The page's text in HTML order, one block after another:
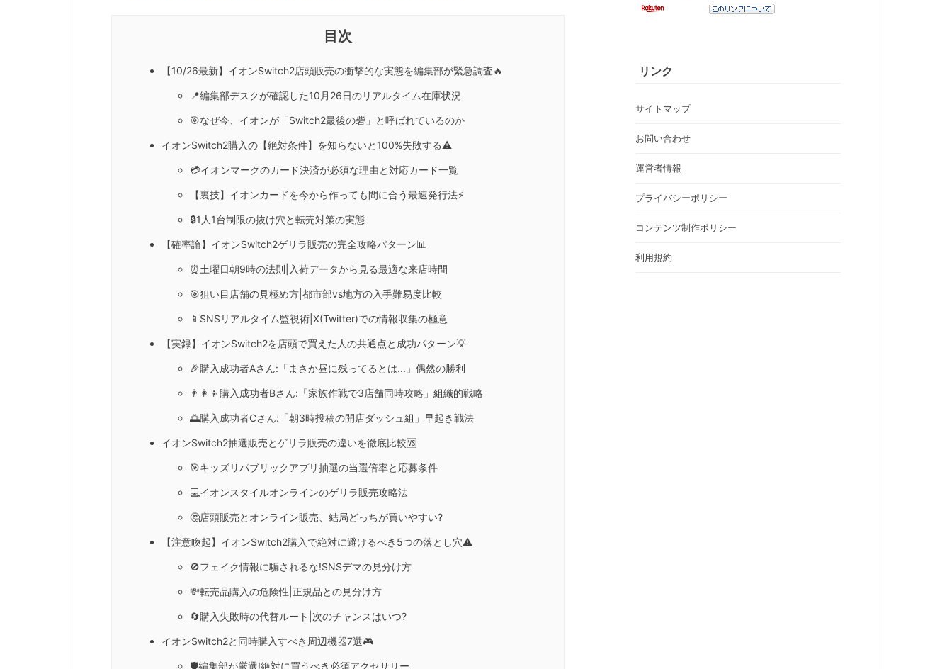
【10/26最新】イオンSwitch2店頭販売の衝撃的な実態を編集部が緊急調査🔥
📍編集部デスクが確認した10月26日のリアルタイム在庫状況
🎯なぜ今、イオンが「Switch2最後の砦」と呼ばれているのか
イオンSwitch2購入の【絶対条件】を知らないと100%失敗する⚠️
💳イオンマークのカード決済が必須な理由と対応カード一覧
【裏技】イオンカードを今から作っても間に合う最速発行法⚡
🔒1人1台制限の抜け穴と転売対策の実態
【確率論】イオンSwitch2ゲリラ販売の完全攻略パターン📊
⏰土曜日朝9時の法則|入荷データから見る最適な来店時間
🎯狙い目店舗の見極め方|都市部vs地方の入手難易度比較
📱SNSリアルタイム監視術|X(Twitter)での情報収集の極意
【実録】イオンSwitch2を店頭で買えた人の共通点と成功パターン💡
🎉購入成功者Aさん:「まさか昼に残ってるとは...」偶然の勝利
👨‍👩‍👦購入成功者Bさん:「家族作戦で3店舗同時攻略」組織的戦略
🌅購入成功者Cさん:「朝3時投稿の開店ダッシュ組」早起き戦法
イオンSwitch2抽選販売とゲリラ販売の違いを徹底比較🆚
🎯キッズリパブリックアプリ抽選の当選倍率と応募条件
💻イオンスタイルオンラインのゲリラ販売攻略法
🤔店頭販売とオンライン販売、結局どっちが買いやすい?
【注意喚起】イオンSwitch2購入で絶対に避けるべき5つの落とし穴⚠️
🚫フェイク情報に騙されるな!SNSデマの見分け方
💸転売品購入の危険性|正規品との見分け方
🔄購入失敗時の代替ルート|次のチャンスはいつ?
イオンSwitch2と同時購入すべき周辺機器7選🎮
🛡️編集部が厳選!絶対に買うべき必須アクセサリー
リンク
サイトマップ
お問い合わせ
運営者情報
プライバシーポリシー
コンテンツ制作ポリシー
利用規約